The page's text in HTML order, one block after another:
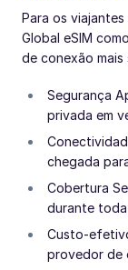
Para os
Global eSIM
de conexão
Segurança
privada em
chegada
Cobertura
durante
Custo-
provedor de